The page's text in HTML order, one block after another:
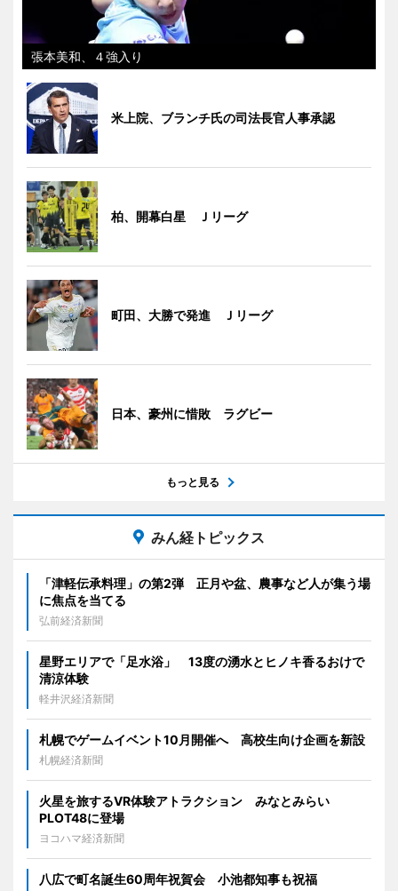
張本美和、４強入り
米上院、ブランチ氏の司法長官人事承認
柏、開幕白星 Ｊリーグ
町田、大勝で発進 Ｊリーグ
日本、豪州に惜敗 ラグビー
もっと見る
みん経トピックス
「津軽伝承料理」の第2弾 正月や盆、農事など人が集う場
に焦点を当てる
弘前経済新聞
星野エリアで「足水浴」 13度の湧水とヒノキ香るおけで
清涼体験
軽井沢経済新聞
札幌でゲームイベント10月開催へ 高校生向け企画を新設
札幌経済新聞
火星を旅するVR体験アトラクション みなとみらい
PLOT48に登場
ヨコハマ経済新聞
八広で町名誕生60周年祝賀会 小池都知事も祝福